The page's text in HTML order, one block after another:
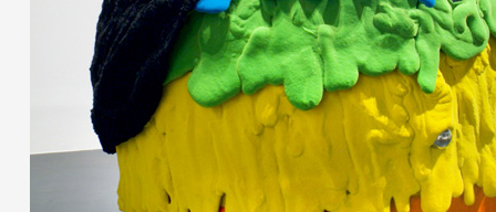
Visites d'ateliers
Production vidéo
Formation